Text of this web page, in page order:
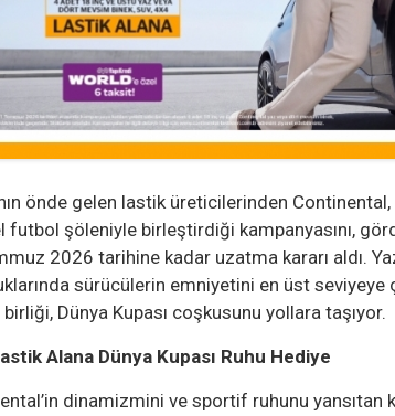
önde gelen lastik üreticilerinden
futbol şöleniyle birleştirdiği kampanyasını,
2026 tarihine kadar uzatma kararı aldı.
sürücülerin emniyetini en üst seviyeye
Dünya Kupası coşkusunu yollara taşıyor.
Alana Dünya Kupası Ruhu Hediye
dinamizmini ve sportif ruhunu yansıtan